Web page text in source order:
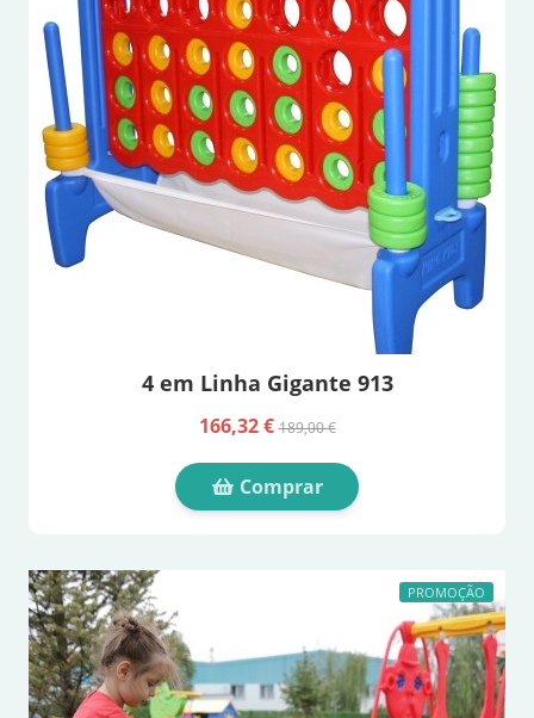
4 em Linha Gigante 913
166,32 €189,00 €
Comprar
PROMOÇÃO